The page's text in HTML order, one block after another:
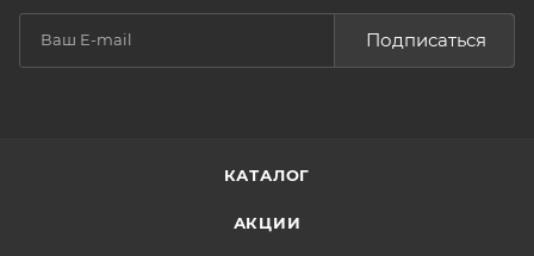
Подписаться
КАТАЛОГ
АКЦИИ